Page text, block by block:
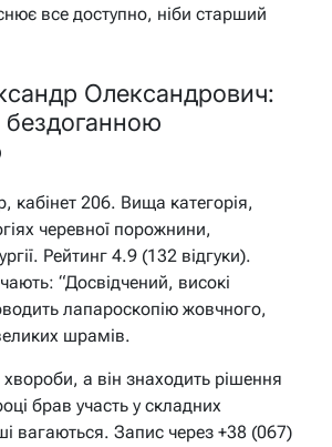
все доступно, ніби старший
Олександрович:
бездоганною
кабінет 206. Вища категорія,
черевної порожнини,
Рейтинг 4.9 (132 відгуки).
“Досвідчений, високі
лапароскопію жовчного,
шрамів.
а він знаходить рішення
брав участь у складних
вагаються. Запис через +38 (067)